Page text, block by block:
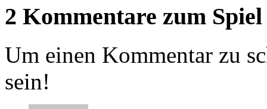
2 Kommentare zum Spiel
Um einen Kommentar zu
sein!